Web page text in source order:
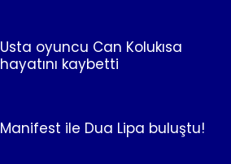
Usta oyuncu Can Kolukısa
hayatını kaybetti
Manifest ile Dua Lipa buluştu!